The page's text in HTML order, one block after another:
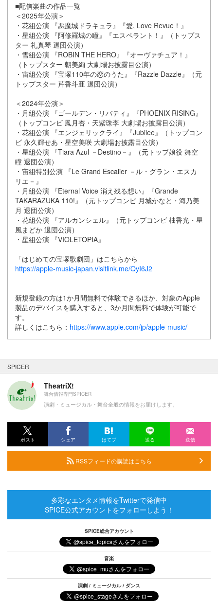
■配信楽曲の作品一覧
＜2025年公演＞
・花組公演 『悪魔城ドラキュラ』『愛, Love Revue！』
・星組公演 『阿修羅城の瞳』『エスペラント！』（トップス
ター 礼真琴 退団公演）
・雪組公演 『ROBIN THE HERO』『オーヴァチュア！』
（トップスター 朝美絢 ⼤劇場お披露⽬公演）
・宙組公演 『宝塚110年の恋のうた』『Razzle Dazzle』（元
トップスター 芹⾹⽃亜 退団公演）
＜2024年公演＞
・月組公演 『ゴールデン・リバティ』『PHOENIX RISING』
（トップコンビ 鳳⽉杏・天紫珠李 ⼤劇場お披露⽬公演）
・花組公演 『エンジェリックライ』『Jubilee』（トップコン
ビ 永久輝せあ・星空美咲 ⼤劇場お披露⽬公演）
・星組公演 『Tiara Azul －Destino－』（元トップ娘役 舞空
瞳 退団公演）
・宙組特別公演 『Le Grand Escalier －ル・グラン・エスカ
リエ－』
・月組公演 『Eternal Voice 消え残る想い』『Grande
TAKARAZUKA 110!』（元トップコンビ ⽉城かなと・海乃美
⽉ 退団公演）
・花組公演 『アルカンシェル』（元トップコンビ 柚香光・星
⾵まどか 退団公演）
・星組公演 『VIOLETOPIA』
「はじめての宝塚歌劇団」はこちらから
https://apple-music-japan.visitlink.me/QyI6J2
新規登録の方は1か月間無料で体験できるほか、対象のApple
製品のデバイスを購入すると、3か月間無料で体験が可能で
す。
詳しくはこちら： https://www.apple.com/jp/apple-music/
SPICER
TheatriX!
舞台情報専門SPICER
演劇・ミュージカル・舞台全般の情報をお届けします。
ポスト シェア はてブ 送る 送信
RSSフィードの購読はこちら
多彩なエンタメ情報をTwitterで発信中
SPICE公式アカウントをフォローしよう！
SPICE総合アカウント
音楽
演劇 / ミュージカル / ダンス